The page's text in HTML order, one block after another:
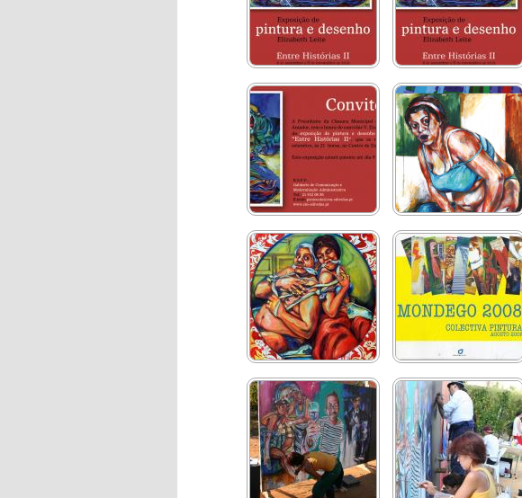
Entre Histórias II Entre Histórias II
convite Museu de Ovar
Bem-Querer